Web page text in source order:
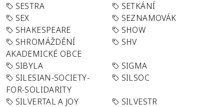
SESTRA
SETKÁNÍ
SEX
SEZNAMOVÁK
SHAKESPEARE
SHOW
SHROMÁŽDĚNÍ
AKADEMICKÉ OBCE
SHV
SIBYLA
SIGMA
SILESIAN-SOCIETY-
FOR-SOLIDARITY
SILSOC
SILVERTAL A JOY
SILVESTR